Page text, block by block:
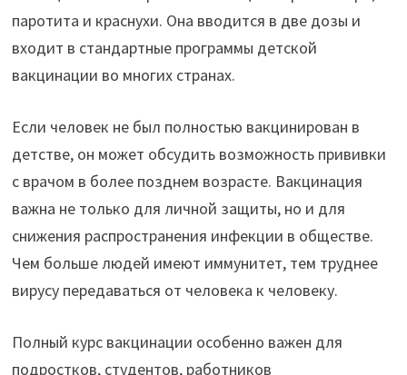
паротита и краснухи. Она вводится в две дозы и
входит в стандартные программы детской
вакцинации во многих странах.
Если человек не был полностью вакцинирован в
детстве, он может обсудить возможность прививки
с врачом в более позднем возрасте. Вакцинация
важна не только для личной защиты, но и для
снижения распространения инфекции в обществе.
Чем больше людей имеют иммунитет, тем труднее
вирусу передаваться от человека к человеку.
Полный курс вакцинации особенно важен для
подростков, студентов, работников